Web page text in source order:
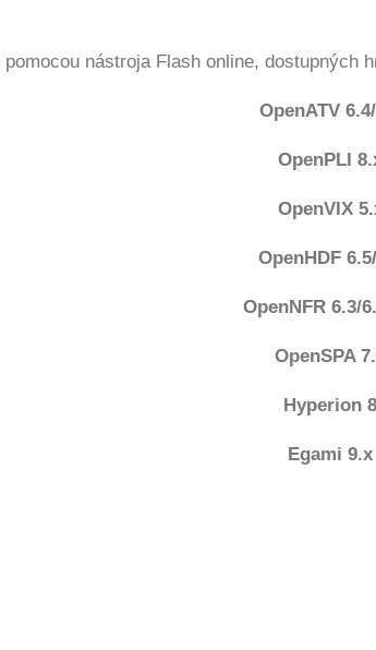
pomocou nástroja Flash online, dostupných
OpenATV
OpenPLI
OpenVIX
OpenHDF
OpenNFR 6.3/
OpenSPA
Hyperion 8
Egami 9.x